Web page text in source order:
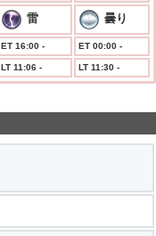
雷 曇り
ET 16:00 - ET 00:00 -
LT 11:06 - LT 11:30 -